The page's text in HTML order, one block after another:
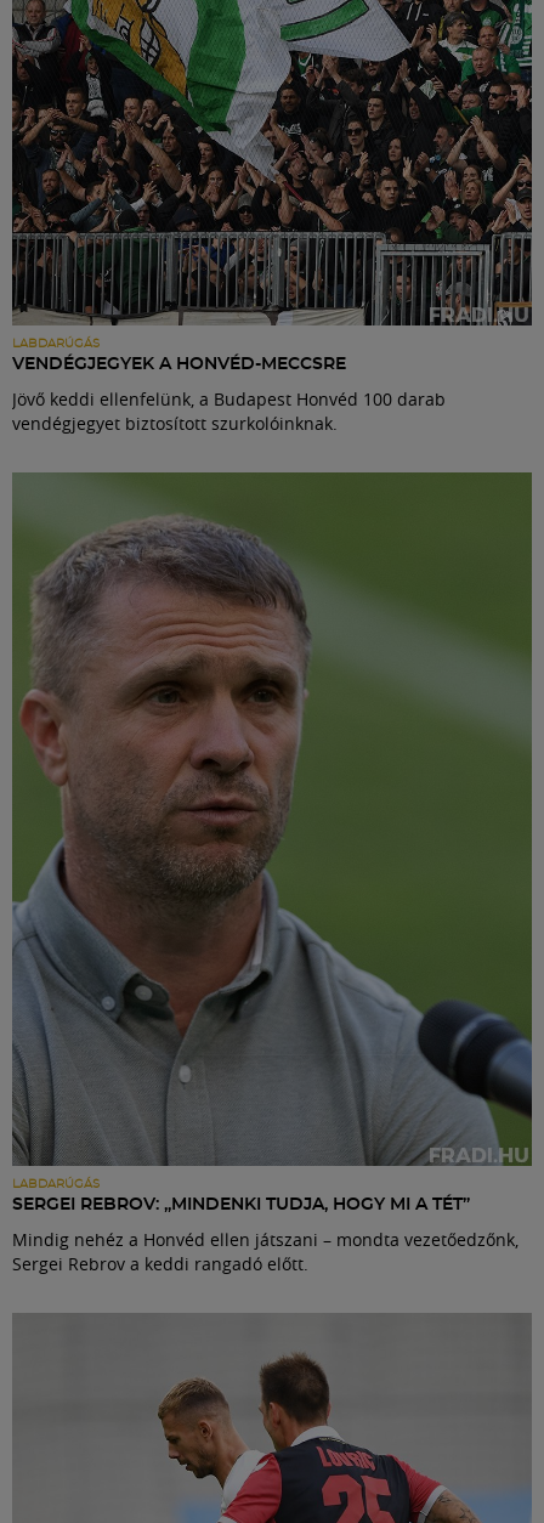
LABDARÚGÁS
VENDÉGJEGYEK A HONVÉD-MECCSRE
Jövő keddi ellenfelünk, a Budapest Honvéd 100 darab
vendégjegyet biztosított szurkolóinknak.
LABDARÚGÁS
SERGEI REBROV: „MINDENKI TUDJA, HOGY MI A TÉT”
Mindig nehéz a Honvéd ellen játszani – mondta vezetőedzőnk,
Sergei Rebrov a keddi rangadó előtt.